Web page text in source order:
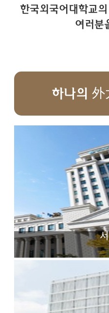
한국외국어대학교
여러분
하나의
어
다국